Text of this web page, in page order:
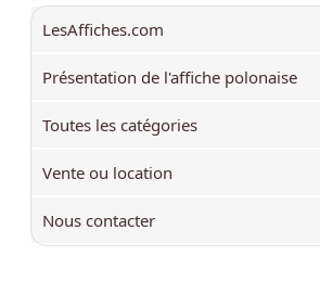
LesAffiches.com
Présentation de l'affiche polonaise
Toutes les catégories
Vente ou location
Nous contacter